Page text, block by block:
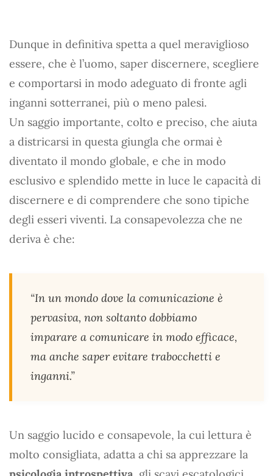
Dunque in definitiva spetta a quel meraviglioso
essere, che è l’uomo, saper discernere, scegliere
e comportarsi in modo adeguato di fronte agli
inganni sotterranei, più o meno palesi.
Un saggio importante, colto e preciso, che aiuta
a districarsi in questa giungla che ormai è
diventato il mondo globale, e che in modo
esclusivo e splendido mette in luce le capacità di
discernere e di comprendere che sono tipiche
degli esseri viventi. La consapevolezza che ne
deriva è che:
“In un mondo dove la comunicazione è
pervasiva, non soltanto dobbiamo
imparare a comunicare in modo efficace,
ma anche saper evitare trabocchetti e
inganni.”
Un saggio lucido e consapevole, la cui lettura è
molto consigliata, adatta a chi sa apprezzare la